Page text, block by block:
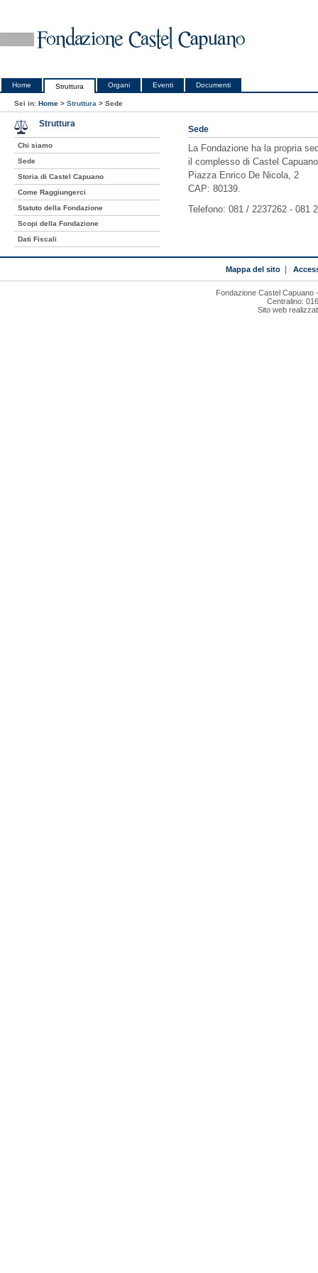
Home Struttura Organi Eventi Documenti
Sei in: Home > Struttura > Sede
Sede
La Fondazione ha la propria
il complesso di Castel
Piazza Enrico De Nicola, 2
CAP: 80139.
Telefono: 081 / 2237262 - 081
Struttura
Chi siamo
Sede
Storia di Castel Capuano
Come Raggiungerci
Statuto della Fondazione
Scopi della Fondazione
Dati Fiscali
Mappa del sito
Fondazione Castel Capuano
Centralino:
Sito web